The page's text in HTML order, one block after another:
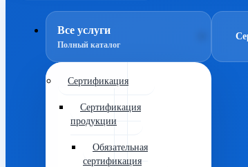
Все услуги
Полный каталог
Сертификация
Сертификация
продукции
Обязательная
сертификация